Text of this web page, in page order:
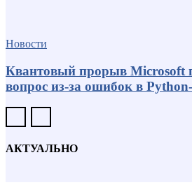
Новости
Квантовый прорыв Microsoft
вопрос из-за ошибок в
АКТУАЛЬНО